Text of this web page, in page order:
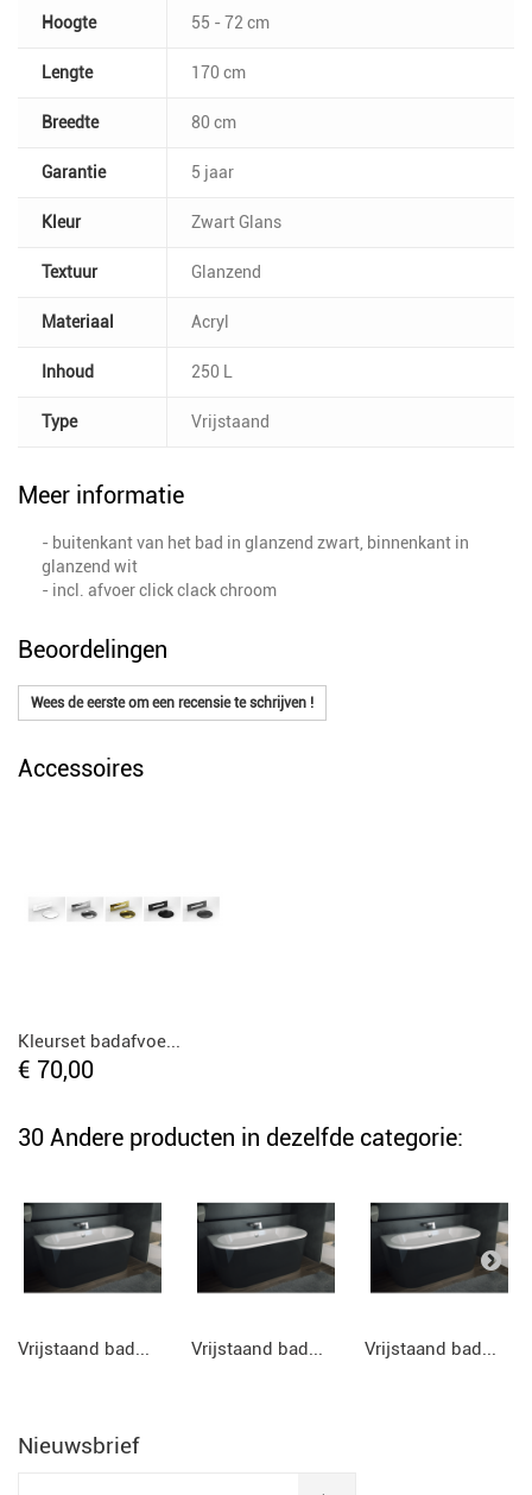
Hoogte 55 - 72 cm
Lengte 170 cm
Breedte 80 cm
Garantie 5 jaar
Kleur Zwart Glans
Textuur Glanzend
Materiaal Acryl
Inhoud 250 L
Type Vrijstaand
Meer informatie
- buitenkant van het bad in glanzend zwart, binnenkant in
glanzend wit
- incl. afvoer click clack chroom
Beoordelingen
Wees de eerste om een recensie te schrijven !
Accessoires
Kleurset badafvoe...
€ 70,00
30 Andere producten in dezelfde categorie:
Vrijstaand bad... Vrijstaand bad... Vrijstaand bad...
Nieuwsbrief